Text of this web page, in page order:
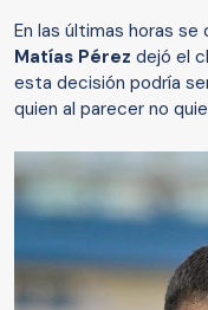
En las últimas horas
Matías Pérez dejó el
esta decisión podría
quien al parecer no